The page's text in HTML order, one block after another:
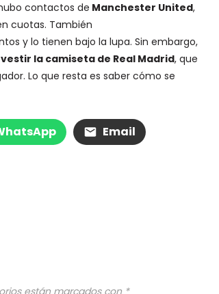
contactos de Manchester United,
cuotas. También
y lo tienen bajo la lupa. Sin embargo,
la camiseta de Real Madrid, que
Lo que resta es saber cómo se
Email
están marcados con *